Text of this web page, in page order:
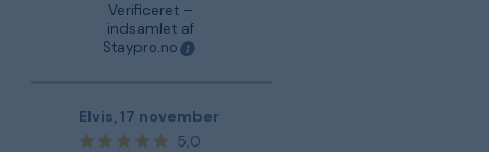
Verificeret –
indsamlet af
Staypro.no
Elvis, 17 november
5,0